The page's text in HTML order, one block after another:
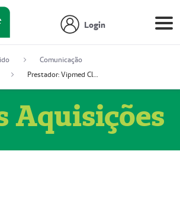
Login
Comunicação
Prestador: Vipmed Clínica Geral Ltda, 51004349-0 (Nome Fantasia: Policlínica Master)
Aquisições